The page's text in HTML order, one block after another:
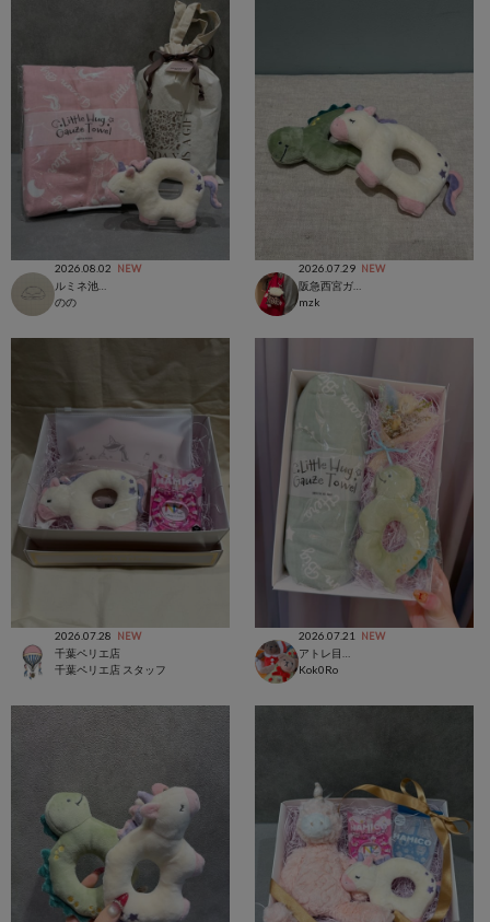
2026.08.02 NEW
のの
2026.07.29 NEW
阪急西宮ガーデンズ店
mzk
2026.07.28 NEW
千葉ペリエ店
千葉ペリエ店 スタッフ
2026.07.21 NEW
Kok0Ro